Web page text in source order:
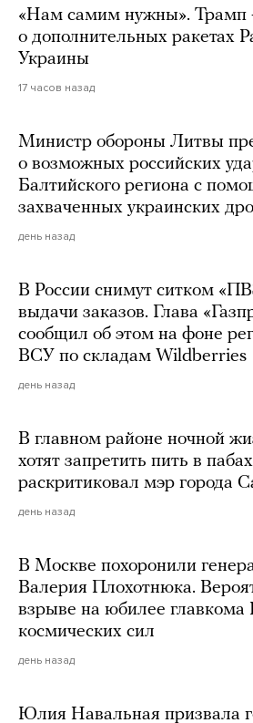
«Нам самим нужны».
о дополнительных ракетах
Украины
17 часов назад
Министр обороны Литвы
о возможных российских
Балтийского региона с
захваченных украинских
день назад
В России снимут ситком
выдачи заказов. Глава
сообщил об этом на фоне
ВСУ по складам Wildberries
день назад
В главном районе ночной
хотят запретить пить в
раскритиковал мэр города
день назад
В Москве похоронили
Валерия Плохотнюка.
взрыве на юбилее главкома
космических сил
день назад
Юлия Навальная призвала